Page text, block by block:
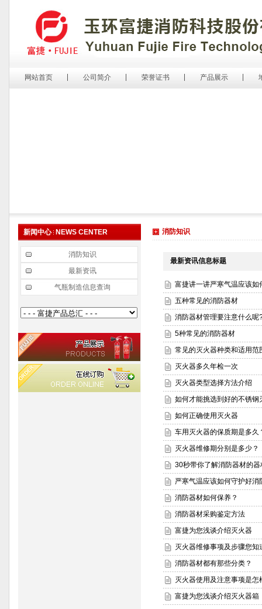
网站首页 公司简介 荣誉证书 产品展示
新闻中心 NEWS CENTER
消防知识
最新资讯
气瓶制造信息查询
消防知识
最新资讯信息标题
富捷讲一讲严寒气温应该
五种常见的消防器材
消防器材管理要注意什么呢
5种常见的消防器材
常见的灭火器种类和适用范
灭火器多久年检一次
灭火器类型选择方法介绍
如何才能挑选到好的不锈钢
如何正确使用灭火器
车用灭火器的保质期是多久
灭火器维修期分别是多少？
30秒带你了解消防器材的器
严寒气温应该如何守护好
消防器材如何保养？
消防器材采购鉴定方法
富捷为您浅谈介绍灭火器
灭火器维修事项及步骤您知
消防器材都有那些分类？
灭火器使用及注意事项是怎
富捷为您浅谈介绍灭火器箱